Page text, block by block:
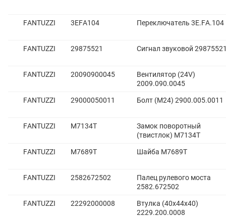
FANTUZZI 3EFA104 Переключатель 3E.FA.104
FANTUZZI 29875521 Сигнал звуковой
FANTUZZI 20090900045
Вентилятор (24V)
2009.090.0045
FANTUZZI
29000050011 Болт (М24) 2900.005.0011
FANTUZZI M7134T
Замок поворотный
(твистлок) M7134T
FANTUZZI
M7689T Шайба M7689T
FANTUZZI 2582672502
Палец рулевого моста
2582.672502
FANTUZZI
22292000008
Втулка (40х44х40)
2229.200.0008